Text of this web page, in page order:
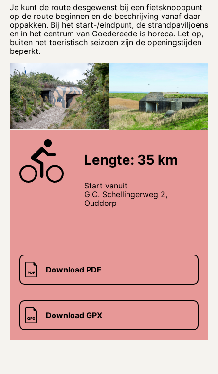
Je kunt de route desgewenst bij een fietsknooppunt
op de route beginnen en de beschrijving vanaf daar
oppakken. Bij het start-/eindpunt, de strandpaviljoens
en in het centrum van Goedereede is horeca. Let op,
buiten het toeristisch seizoen zijn de openingstijden
beperkt.
Lengte: 35 km
Start vanuit
G.C. Schellingerweg 2,
Ouddorp
Download PDF
Download GPX